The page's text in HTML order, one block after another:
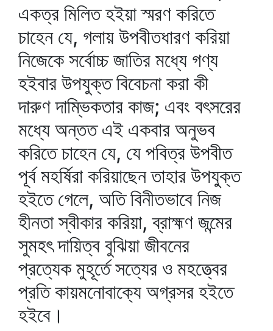
একত্র মিলিত হইয়া স্মরণ করিতে
চাহেন যে, গলায় উপবীতধারণ করিয়া
নিজেকে সর্বোচ্চ জাতির মধ্যে গণ্য
হইবার উপযুক্ত বিবেচনা করা কী
দারুণ দাম্ভিকতার কাজ; এবং বৎসরের
মধ্যে অন্তত এই একবার অনুভব
করিতে চাহেন যে, যে পবিত্র উপবীত
পূর্ব মহর্ষিরা করিয়াছেন তাহার উপযুক্ত
হইতে গেলে, অতি বিনীতভাবে নিজ
হীনতা স্বীকার করিয়া, ব্রাহ্মণ জন্মের
সুমহৎ দায়িত্ব বুঝিয়া জীবনের
প্রত্যেক মুহূর্তে সত্যের ও মহত্ত্বের
প্রতি কায়মনোবাক্যে অগ্রসর হইতে
হইবে।